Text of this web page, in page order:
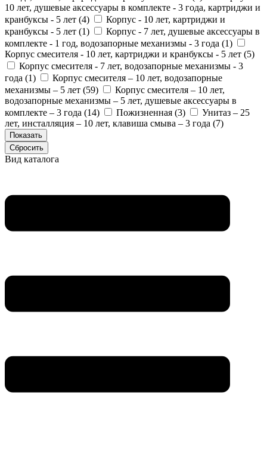
10 лет, душевые аксессуары в комплекте - 3 года, картриджи и
кранбуксы - 5 лет (4)
Корпус - 10 лет, картриджи и
кранбуксы - 5 лет (1)
Корпус - 7 лет, душевые аксессуары в
комплекте - 1 год, водозапорные механизмы - 3 года (1)
Корпус смесителя - 10 лет, картриджи и кранбуксы - 5 лет (5)
Корпус смесителя - 7 лет, водозапорные механизмы - 3
года (1)
Корпус смесителя – 10 лет, водозапорные
механизмы – 5 лет (59)
Корпус смесителя – 10 лет,
водозапорные механизмы – 5 лет, душевые аксессуары в
комплекте – 3 года (14) Пожизненная (3)
Унитаз – 25
лет, инсталляция – 10 лет, клавиша смыва – 3 года (7)
Вид каталога